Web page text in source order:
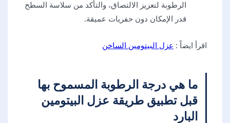
الرطوبة لتعزيز الالتصاق، والتأكد من سلاسة السطح
قدر الإمكان دون حفريات عميقة.
اقرأ ايضاً : عزل البيتومين الساخن
​ما هي درجة الرطوبة المسموح بها
قبل تطبيق طريقة عزل البيتومين
البارد